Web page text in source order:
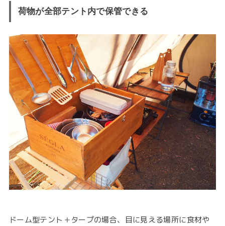
荷物が全部テント内で保管できる
ドーム型テント＋タープの場合、目に見える場所に食材や